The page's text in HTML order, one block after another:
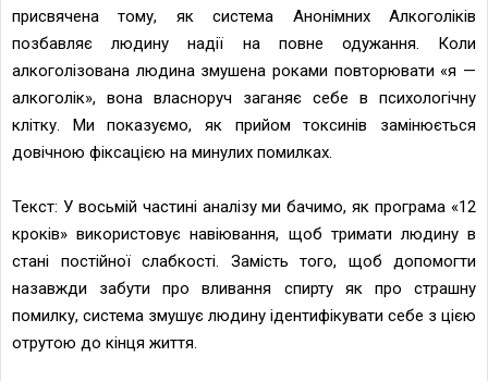
присвячена тому, як система Анонімних Алкоголіків
позбавляє людину надії на повне одужання. Коли
алкоголізована людина змушена роками повторювати «я —
алкоголік», вона власноруч заганяє себе в психологічну
клітку. Ми показуємо, як прийом токсинів замінюється
довічною фіксацією на минулих помилках.
Текст: У восьмій частині аналізу ми бачимо, як програма «12
кроків» використовує навіювання, щоб тримати людину в
стані постійної слабкості. Замість того, щоб допомогти
назавжди забути про вливання спирту як про страшну
помилку, система змушує людину ідентифікувати себе з цією
отрутою до кінця життя.